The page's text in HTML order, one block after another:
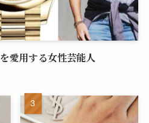
愛用する女性芸能人